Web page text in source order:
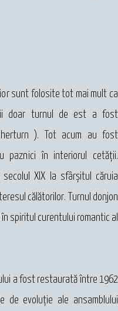
sunt folosite tot mai mult ca
doar turnul de est a fost
). Tot acum au fost
paznici în interiorul cetăţii.
XIX la sfârşitul căruia
călătorilor. Turnul donjon
spiritul curentului romantic al
a fost restaurată între 1962
de evoluţie ale ansamblului